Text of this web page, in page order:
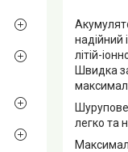
надійний
літій-
Швидка
легко та